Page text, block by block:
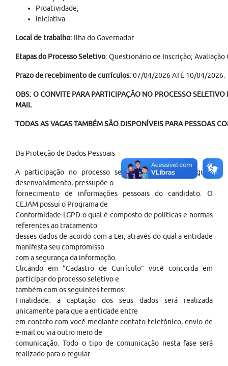
Proatividade;
Iniciativa
Local de trabalho: Ilha do Governador
Etapas do Processo Seletivo: Questionário de Inscrição;
Prazo de recebimento de currículos:07/04/2026 ATÉ 10/04/2026.
OBS: O CONVITE PARA PARTICIPAÇÃO NO PROCESSO SELETIVO
MAIL
TODAS AS VAGAS TAMBÉM SÃO DISPONÍVEIS PARA PESSOAS
Da Proteção de Dados Pessoais
A participação no processo seletivo, para o seu regular
desenvolvimento, pressupõe o
fornecimento de informações pessoais do candidato. O
CEJAM possui o Programa de
Conformidade LGPD o qual é composto de políticas e normas
referentes ao tratamento
desses dados de acordo com a Lei, através do qual a entidade
manifesta seu compromisso
com a segurança da informação.
Clicando em “Cadastro de Currículo” você concorda em
participar do processo seletivo e
também com os seguintes termos:
Finalidade: a captação dos seus dados será realizada
unicamente para que a entidade entre
em contato com você mediante contato telefônico, envio de
e-mail ou via outro meio de
comunicação. Todo o tipo de comunicação nesta fase será
realizado para o regular